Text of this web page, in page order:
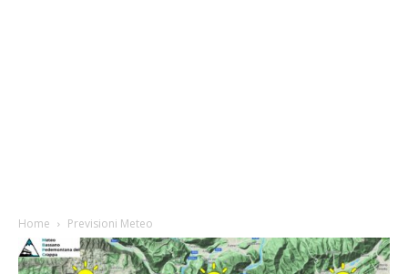
Home Previsioni Meteo